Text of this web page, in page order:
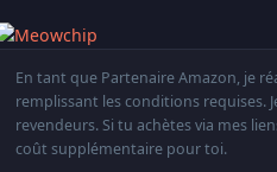
En tant que Partenaire Amazon, je
remplissant les conditions requises.
revendeurs. Si tu achètes via mes
coût supplémentaire pour toi.